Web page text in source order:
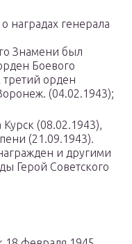
наградах генерала
Знамени был
Боевого
третий орден
(04.02.1943);
(08.02.1943),
(21.09.1943).
и другими
Герой Советского